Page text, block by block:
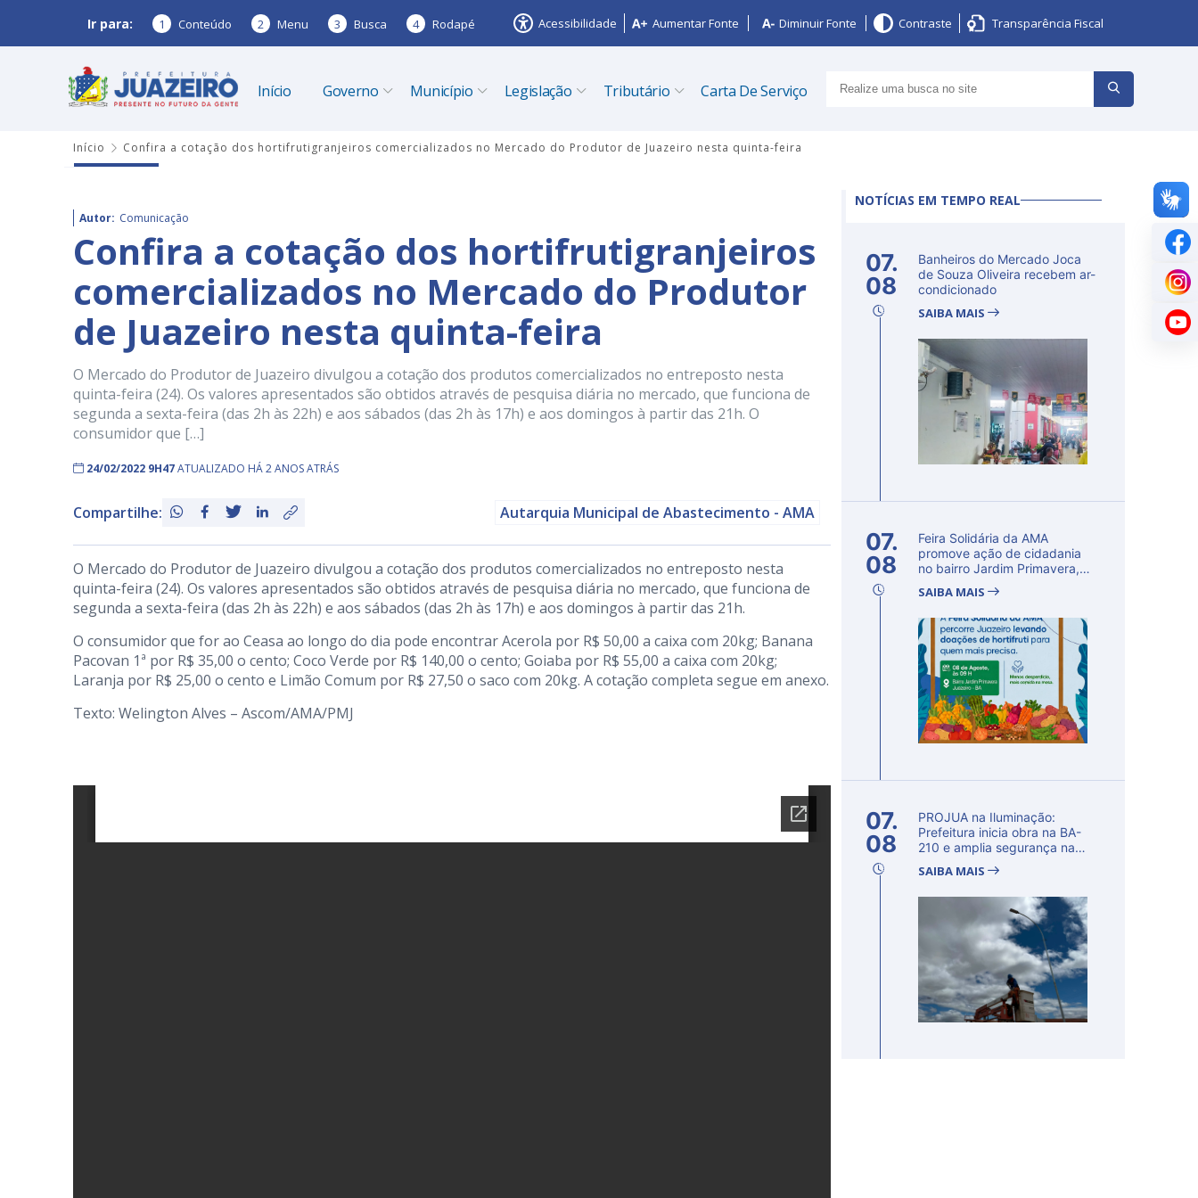
Ir para: 1 Conteúdo 2 Menu 3 Busca 4 Rodapé Acessibilidade Aumentar Fonte Diminuir Fonte Contraste Transparência Fiscal
Início Governo Município Legislação Tributário Carta De Serviço
Início Confira a cotação dos hortifrutigranjeiros comercializados no Mercado do Produtor de Juazeiro nesta quinta-feira
Autor: Comunicação
Confira a cotação dos hortifrutigranjeiros
comercializados no Mercado do Produtor
de Juazeiro nesta quinta-feira
O Mercado do Produtor de Juazeiro divulgou a cotação dos produtos comercializados no entreposto nesta
quinta-feira (24). Os valores apresentados são obtidos através de pesquisa diária no mercado, que funciona de
segunda a sexta-feira (das 2h às 22h) e aos sábados (das 2h às 17h) e aos domingos à partir das 21h. O
consumidor que […]
24/02/2022 9H47ATUALIZADO HÁ 2 ANOS ATRÁS
Compartilhe: Autarquia Municipal de Abastecimento - AMA
O Mercado do Produtor de Juazeiro divulgou a cotação dos produtos comercializados no entreposto nesta
quinta-feira (24). Os valores apresentados são obtidos através de pesquisa diária no mercado, que funciona de
segunda a sexta-feira (das 2h às 22h) e aos sábados (das 2h às 17h) e aos domingos à partir das 21h.
O consumidor que for ao Ceasa ao longo do dia pode encontrar Acerola por R$ 50,00 a caixa com 20kg; Banana
Pacovan 1ª por R$ 35,00 o cento; Coco Verde por R$ 140,00 o cento; Goiaba por R$ 55,00 a caixa com 20kg;
Laranja por R$ 25,00 o cento e Limão Comum por R$ 27,50 o saco com 20kg. A cotação completa segue em anexo.
Texto: Welington Alves – Ascom/AMA/PMJ
NOTÍCIAS EM TEMPO REAL
07.
08
Banheiros do Mercado Joca
de Souza Oliveira recebem ar-
condicionado
SAIBA MAIS
07.
08
Feira Solidária da AMA
promove ação de cidadania
no bairro Jardim Primavera,
SAIBA MAIS
07.
08
PROJUA na Iluminação:
Prefeitura inicia obra na BA-
210 e amplia segurança na
SAIBA MAIS